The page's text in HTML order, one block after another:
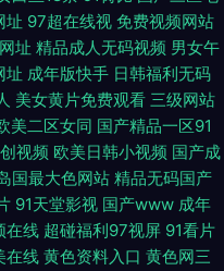
址 97超在线视 免费视频网站
址 精品成人无码视频 男女午
址 成年版快手 日韩福利无码
美女黄片免费观看 三级网站
美二区女同 国产精品一区91
视频 欧美日韩小视频 国产成
国最大色网站 精品无码国产
91天堂影视 国产www 成年
在线 超碰福利97视屏 91看片
在线 黄色资料入口 黄色网三